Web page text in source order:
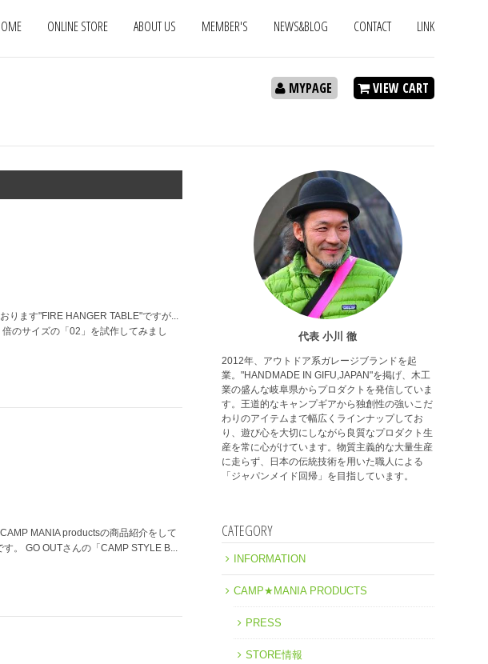
ONLINE STORE ABOUT US MEMBER'S NEWS&BLOG CONTACT LINK
VIEW CART
MYPAGE
ります"FIRE HANGER TABLE"ですが...
のサイズの「02」を試作してみまし
MANIA productsの商品紹介をして
。 GO OUTさんの「CAMP STYLE B...
代表 小川 徹
2012年、アウトドア系ガレージブランドを起
業。"HANDMADE IN GIFU,JAPAN"を掲げ、木工
業の盛んな岐阜県からプロダクトを発信していま
す。王道的なキャンプギアから独創性の強いこだ
わりのアイテムまで幅広くラインナップしてお
り、遊び心を大切にしながら良質なプロダクト生
産を常に心がけています。物質主義的な大量生産
に走らず、日本の伝統技術を用いた職人による
「ジャパンメイド回帰」を目指しています。
CATEGORY
INFORMATION
CAMP★MANIA PRODUCTS
PRESS
STORE情報